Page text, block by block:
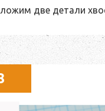
две детали